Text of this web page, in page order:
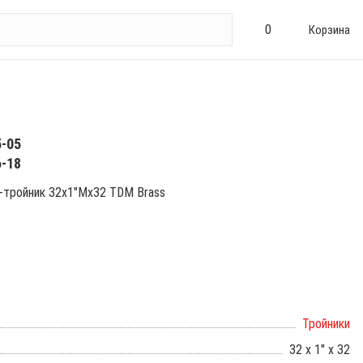
0 Корзина
05
18
32х1"Мх32 TDM Brass
Тройники
32 х 1" х 32